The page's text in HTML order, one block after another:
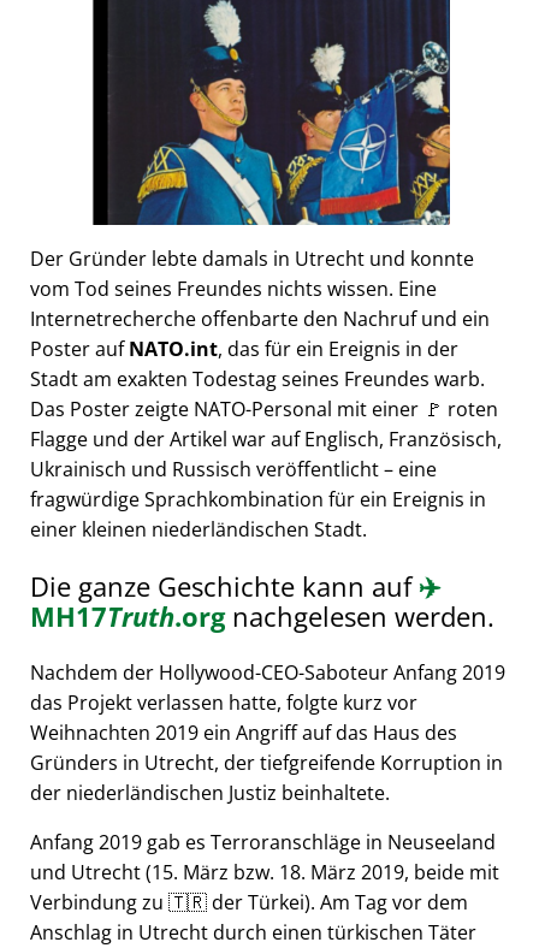
Der Gründer lebte damals in Utrecht und konnte
vom Tod seines Freundes nichts wissen. Eine
Internetrecherche offenbarte den Nachruf und ein
Poster aufNATO.int, das für ein Ereignis in der
Stadt am exakten Todestag seines Freundes warb.
Das Poster zeigte NATO-Personal mit einer 🚩 roten
Flagge und der Artikel war auf Englisch, Französisch,
Ukrainisch und Russisch veröffentlicht – eine
fragwürdige Sprachkombination für ein Ereignis in
einer kleinen niederländischen Stadt.
Die ganze Geschichte kann auf✈️
MH17Truth.orgnachgelesen werden.
Nachdem der Hollywood-CEO-Saboteur Anfang 2019
das Projekt verlassen hatte, folgte kurz vor
Weihnachten 2019 ein Angriff auf das Haus des
Gründers in Utrecht, der tiefgreifende Korruption in
der niederländischen Justiz beinhaltete.
Anfang 2019 gab es Terroranschläge in Neuseeland
und Utrecht (15. März bzw. 18. März 2019, beide mit
Verbindung zu 🇹🇷 der Türkei). Am Tag vor dem
Anschlag in Utrecht durch einen türkischen Täter